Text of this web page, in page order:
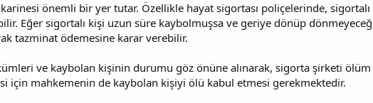
önemli bir yer tutar. Özellikle hayat sigortası poliçelerinde,
Eğer sigortalı kişi uzun süre kaybolmuşsa ve geriye dönüp
tazminat ödemesine karar verebilir.
ve kaybolan kişinin durumu göz önüne alınarak, sigorta şirketi
için mahkemenin de kaybolan kişiyi ölü kabul etmesi gerekmektedir.